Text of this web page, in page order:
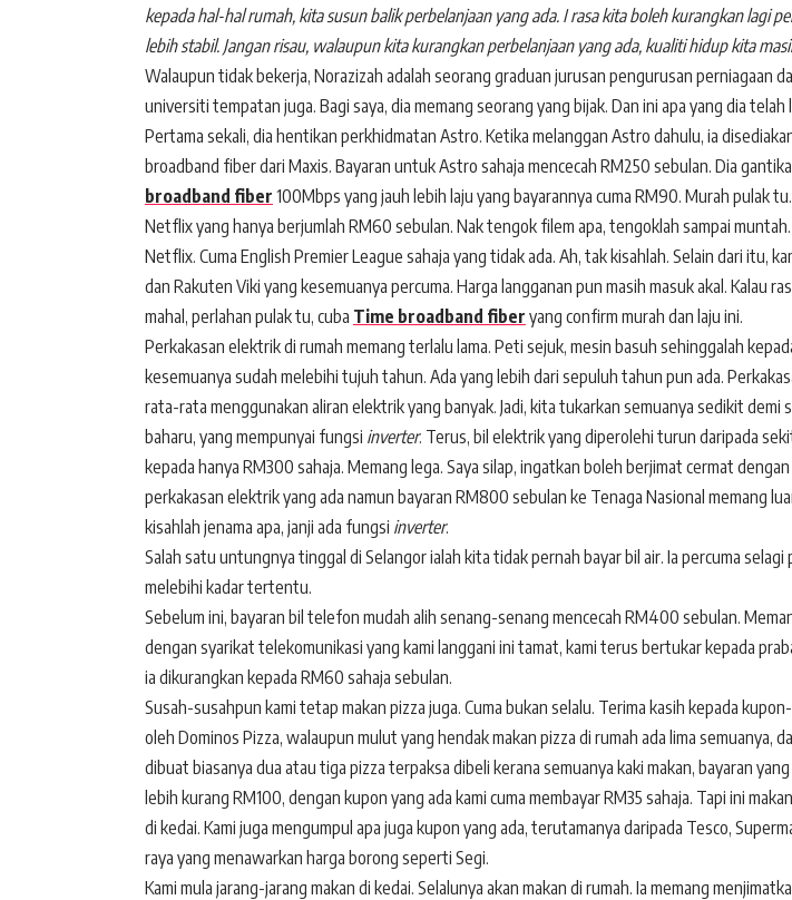
kepada hal-hal rumah, kita susun balik perbelanjaan yang ada. I rasa kita boleh kurangkan lagi
lebih stabil. Jangan risau, walaupun kita kurangkan perbelanjaan yang ada, kualiti hidup kita
Walaupun tidak bekerja, Norazizah adalah seorang graduan jurusan pengurusan perniagaan
universiti tempatan juga. Bagi saya, dia memang seorang yang bijak. Dan ini apa yang dia telah
Pertama sekali, dia hentikan perkhidmatan Astro. Ketika melanggan Astro dahulu, ia
broadband fiber dari Maxis. Bayaran untuk Astro sahaja mencecah RM250 sebulan. Dia
broadband fiber 100Mbps yang jauh lebih laju yang bayarannya cuma RM90. Murah pulak
Netflix yang hanya berjumlah RM60 sebulan. Nak tengok filem apa, tengoklah sampai
Netflix. Cuma English Premier League sahaja yang tidak ada. Ah, tak kisahlah. Selain dari itu,
dan Rakuten Viki yang kesemuanya percuma. Harga langganan pun masih masuk akal. Kalau
mahal, perlahan pulak tu, cuba Time broadband fiber yang confirm murah dan laju ini.
Perkakasan elektrik di rumah memang terlalu lama. Peti sejuk, mesin basuh sehinggalah
kesemuanya sudah melebihi tujuh tahun. Ada yang lebih dari sepuluh tahun pun ada.
rata-rata menggunakan aliran elektrik yang banyak. Jadi, kita tukarkan semuanya sedikit demi
baharu, yang mempunyai fungsi inverter. Terus, bil elektrik yang diperolehi turun daripada
kepada hanya RM300 sahaja. Memang lega. Saya silap, ingatkan boleh berjimat cermat
perkakasan elektrik yang ada namun bayaran RM800 sebulan ke Tenaga Nasional memang
kisahlah jenama apa, janji ada fungsi inverter.
Salah satu untungnya tinggal di Selangor ialah kita tidak pernah bayar bil air. Ia percuma
melebihi kadar tertentu.
Sebelum ini, bayaran bil telefon mudah alih senang-senang mencecah RM400 sebulan.
dengan syarikat telekomunikasi yang kami langgani ini tamat, kami terus bertukar kepada
ia dikurangkan kepada RM60 sahaja sebulan.
Susah-susahpun kami tetap makan pizza juga. Cuma bukan selalu. Terima kasih kepada
oleh Dominos Pizza, walaupun mulut yang hendak makan pizza di rumah ada lima semuanya,
dibuat biasanya dua atau tiga pizza terpaksa dibeli kerana semuanya kaki makan, bayaran
lebih kurang RM100, dengan kupon yang ada kami cuma membayar RM35 sahaja. Tapi ini
di kedai. Kami juga mengumpul apa juga kupon yang ada, terutamanya daripada Tesco,
raya yang menawarkan harga borong seperti Segi.
Kami mula jarang-jarang makan di kedai. Selalunya akan makan di rumah. Ia memang